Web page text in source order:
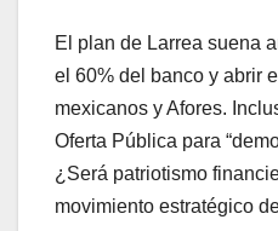
El plan de Larrea suena
el 60% del banco y abrir
mexicanos y Afores.
Oferta Pública para
¿Será patriotismo
movimiento estratégico